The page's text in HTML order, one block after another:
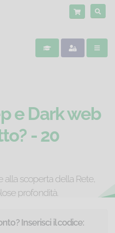
e Dark web
- 20
alla scoperta della Rete,
profondità.
Inserisci il codice: